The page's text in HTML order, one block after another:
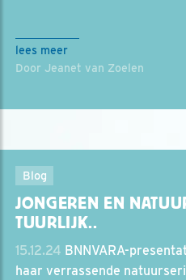
lees meer
Door Jeanet van Zoelen
Blog
JONGEREN EN
TUURLIJK..
15.12.24 BNNVARA-
haar verrassende